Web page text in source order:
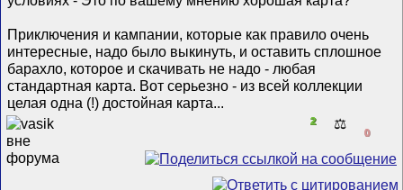
Приключения и кампании, которые как правило очень
интересные, надо было выкинуть, и оставить сплошное
барахло, которое и скачивать не надо - любая
стандартная карта. Вот серьезно - из всей коллекции
целая одна (!) достойная карта...
2 ⚖️
0